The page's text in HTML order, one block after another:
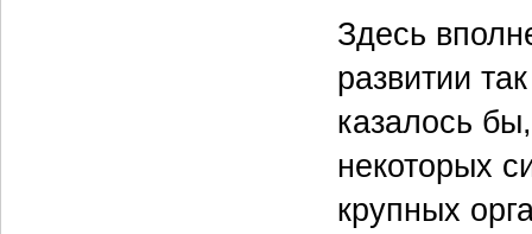
Здесь
развитии
казалось
некоторых
крупных